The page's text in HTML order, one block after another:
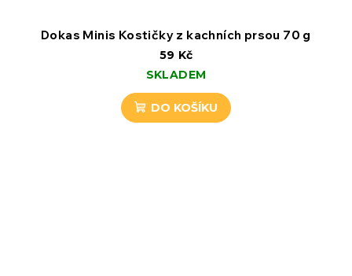
Dokas Minis Kostičky z kachních prsou 70 g
59 Kč
SKLADEM
DO KOŠÍKU